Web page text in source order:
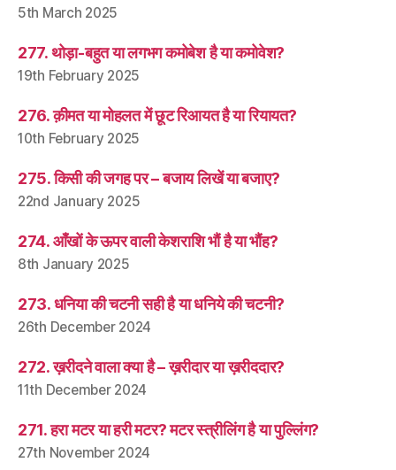
5th March 2025
277. थोड़ा-बहुत या लगभग कमोबेश है या कमोवेश?
19th February 2025
276. क़ीमत या मोहलत में छूट रिआयत है या रियायत?
10th February 2025
275. किसी की जगह पर – बजाय लिखें या बजाए?
22nd January 2025
274. आँखों के ऊपर वाली केशराशि भौं है या भौंह?
8th January 2025
273. धनिया की चटनी सही है या धनिये की चटनी?
26th December 2024
272. ख़रीदने वाला क्या है – ख़रीदार या ख़रीददार?
11th December 2024
271. हरा मटर या हरी मटर? मटर स्त्रीलिंग है या पुल्लिंग?
27th November 2024